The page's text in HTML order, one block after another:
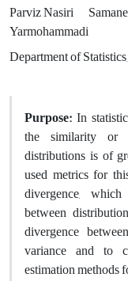
Parviz Nasiri
Yarmohammadi
Department of
Purpose: In
the similarity or
distributions is of
used metrics for
divergence,
between
divergence
variance and to
estimation methods